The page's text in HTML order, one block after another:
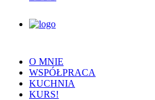
O MNIE
WSPÓŁPRACA
KUCHNIA
KURS!